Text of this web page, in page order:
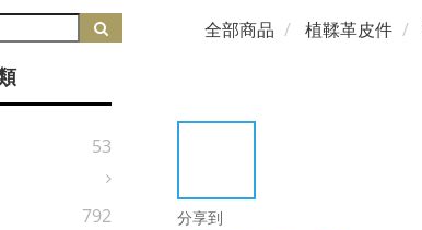
53
792
全部商品 植鞣革皮件
分享到